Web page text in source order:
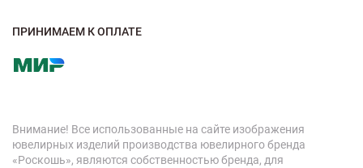
ПРИНИМАЕМ К ОПЛАТЕ
Внимание! Все использованные на сайте изображения
ювелирных изделий производства ювелирного бренда
«Роскошь», являются собственностью бренда, для